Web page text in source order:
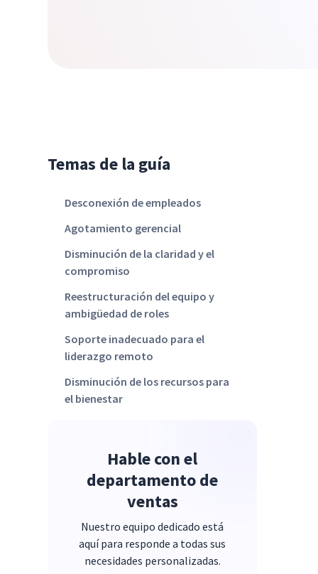
Temas de la guía
Desconexión de empleados
Agotamiento gerencial
Disminución de la claridad y el
compromiso
Reestructuración del equipo y
ambigüedad de roles
Soporte inadecuado para el
liderazgo remoto
Disminución de los recursos para
el bienestar
Reducción del número de
empleados desvinculados
activamente
El impacto del trabajo remoto e
híbrido
Dinámica del mercado laboral y
Hable con el
departamento de
ventas
Nuestro equipo dedicado está
aquí para responde a todas sus
necesidades personalizadas.